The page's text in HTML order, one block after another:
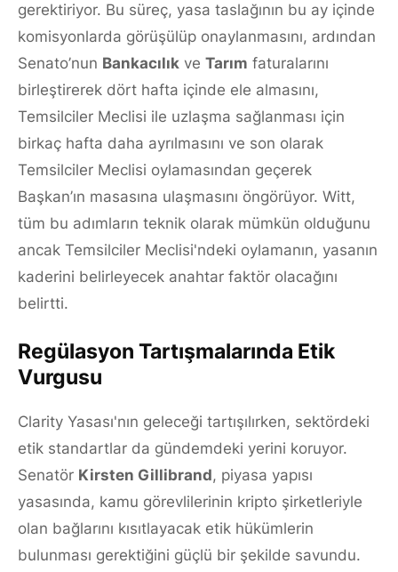
gerektiriyor. Bu süreç, yasa taslağının bu ay içinde
komisyonlarda görüşülüp onaylanmasını, ardından
Senato’nun Bankacılık ve Tarım faturalarını
birleştirerek dört hafta içinde ele almasını,
Temsilciler Meclisi ile uzlaşma sağlanması için
birkaç hafta daha ayrılmasını ve son olarak
Temsilciler Meclisi oylamasından geçerek
Başkan’ın masasına ulaşmasını öngörüyor. Witt,
tüm bu adımların teknik olarak mümkün olduğunu
ancak Temsilciler Meclisi'ndeki oylamanın, yasanın
kaderini belirleyecek anahtar faktör olacağını
belirtti.
Regülasyon Tartışmalarında Etik
Vurgusu
Clarity Yasası'nın geleceği tartışılırken, sektördeki
etik standartlar da gündemdeki yerini koruyor.
Senatör Kirsten Gillibrand, piyasa yapısı
yasasında, kamu görevlilerinin kripto şirketleriyle
olan bağlarını kısıtlayacak etik hükümlerin
bulunması gerektiğini güçlü bir şekilde savundu.